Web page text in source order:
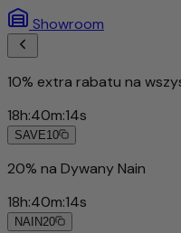
Showroom
10% extra rabatu na
18h:40m:11s
SAVE10
20% na Dywany Nain
18h:40m:11s
NAIN20